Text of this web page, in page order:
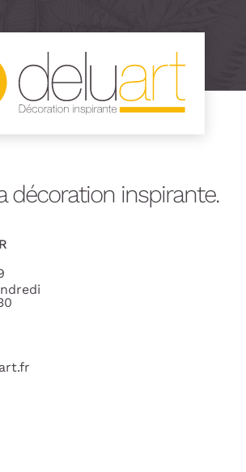
décoration inspirante.